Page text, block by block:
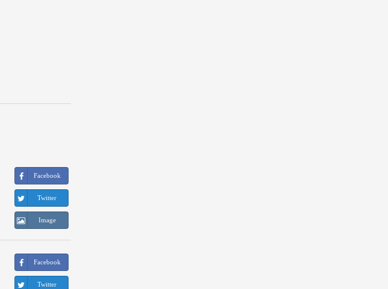
Facebook
Twitter
Image
Facebook
Twitter